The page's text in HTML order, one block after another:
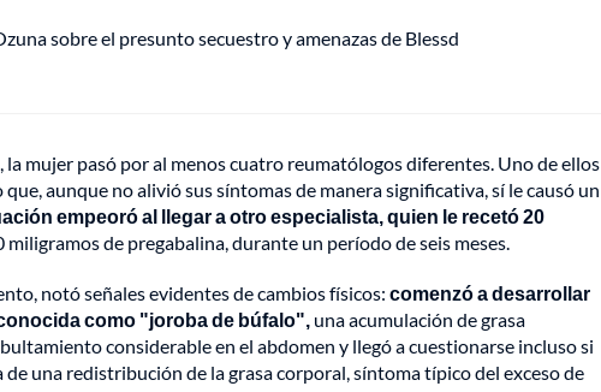
sobre el presunto secuestro y amenazas de Blessd
mujer pasó por al menos cuatro reumatólogos diferentes. Uno de ellos
aunque no alivió sus síntomas de manera significativa, sí le causó un
empeoró al llegar a otro especialista, quien le recetó 20
de pregabalina, durante un período de seis meses.
notó señales evidentes de cambios físicos: comenzó a desarrollar
como "joroba de búfalo", una acumulación de grasa
considerable en el abdomen y llegó a cuestionarse incluso si
una redistribución de la grasa corporal, síntoma típico del exceso de